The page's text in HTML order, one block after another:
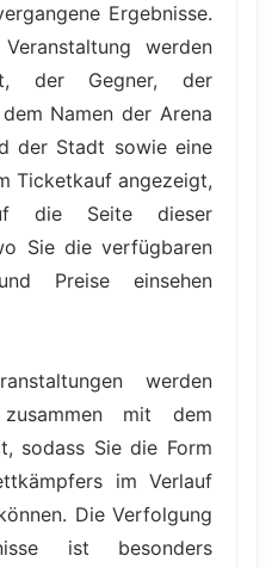
Ergebnisse.
werden
der Gegner, der
Namen der Arena
der Stadt sowie eine
Ticketkauf angezeigt,
die Seite dieser
Sie die verfügbaren
Preise einsehen
werden
mit dem
sodass Sie die Form
im Verlauf
Die Verfolgung
ist besonders